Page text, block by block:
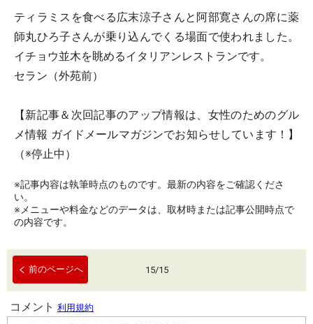
ティラミスを食べる広末涼子さんと阿部寛さんの席に薬
師丸ひろ子さんが乗り込んでくる場面で使われました。
イチョウ並木を眺めるイタリアンレストランです。
セラン（外苑前）
【新記事＆次回記事のアップ情報は、女性のためのグル
メ情報 ガイドメールマガジンでお知らせしています！】
（※停止中）
※記事内容は執筆時点のものです。最新の内容をご確認くださ
い。
※メニューや料金などのデータは、取材時または記事公開時点で
の内容です。
前のページへ 15/15